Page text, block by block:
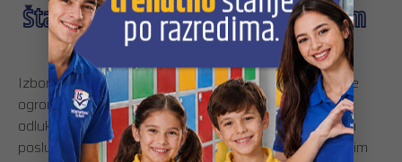
Šta čini internacionalnu školu sjajnim
izborom za školovanje?
Izbor ustanove u kojoj će dete nastaviti obrazovanje je
ogroman korak i za roditelje i za njih same jer da ta
odluka često direktno utiče na usmerenje ka budućem
poslu i budućnosti učenika. U tradicionalnim nacionalnim